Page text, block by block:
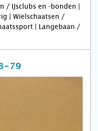
/ IJsclubs en -bonden |
| Wielschaatsen /
| Langebaan /
79